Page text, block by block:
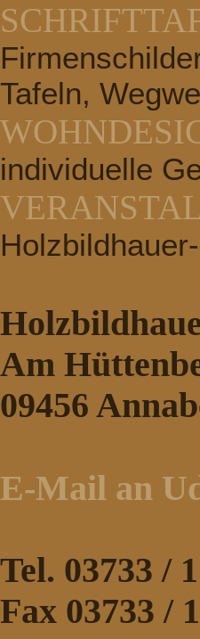
Tafeln,
individuelle
Am
09456
E-Mail an
Tel. 03733 /
Fax 03733 /